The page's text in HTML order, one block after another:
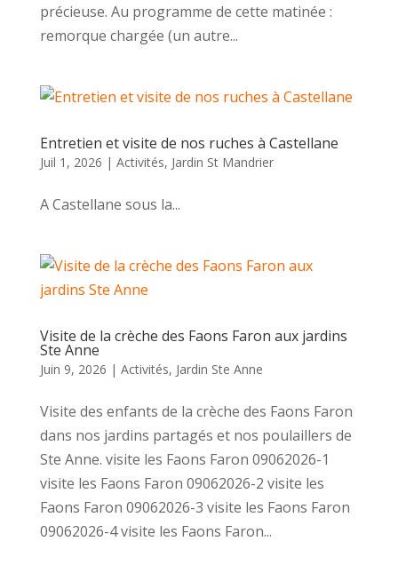
précieuse. Au programme de cette matinée :
remorque chargée (un autre...
Entretien et visite de nos ruches à Castellane
Juil 1, 2026 | Activités, Jardin St Mandrier
A Castellane sous la...
Visite de la crèche des Faons Faron aux jardins
Ste Anne
Juin 9, 2026 | Activités, Jardin Ste Anne
Visite des enfants de la crèche des Faons Faron
dans nos jardins partagés et nos poulaillers de
Ste Anne. visite les Faons Faron 09062026-1
visite les Faons Faron 09062026-2 visite les
Faons Faron 09062026-3 visite les Faons Faron
09062026-4 visite les Faons Faron...